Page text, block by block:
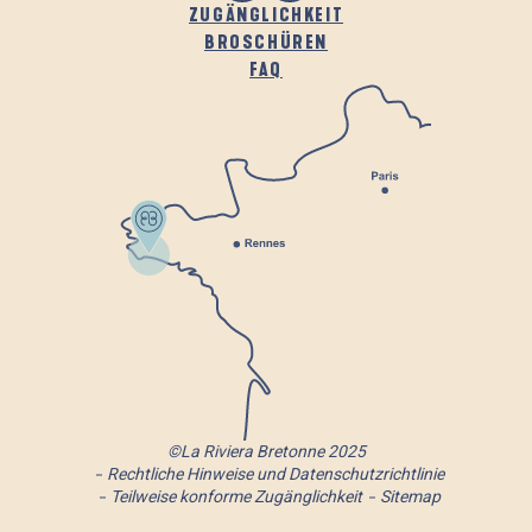
ZUGÄNGLICHKEIT
BROSCHÜREN
FAQ
©La Riviera Bretonne 2025
Rechtliche Hinweise und Datenschutzrichtlinie
Teilweise konforme Zugänglichkeit
Sitemap